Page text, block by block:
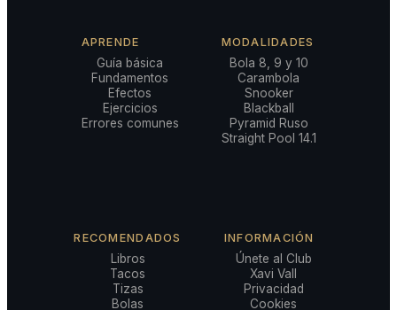
APRENDE
Guía básica
Fundamentos
Efectos
Ejercicios
Errores comunes
MODALIDADES
Bola 8, 9 y 10
Carambola
Snooker
Blackball
Pyramid Ruso
Straight Pool 14.1
RECOMENDADOS
Libros
Tacos
Tizas
Bolas
INFORMACIÓN
Únete al Club
Xavi Vall
Privacidad
Cookies